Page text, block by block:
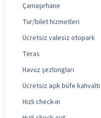
Çamaşırhane
Tur/bilet hizmetleri
Ücretsiz valesiz otopark
Teras
Havuz şezlongları
Ücretsiz açık büfe kahvaltı
Hızlı check-in